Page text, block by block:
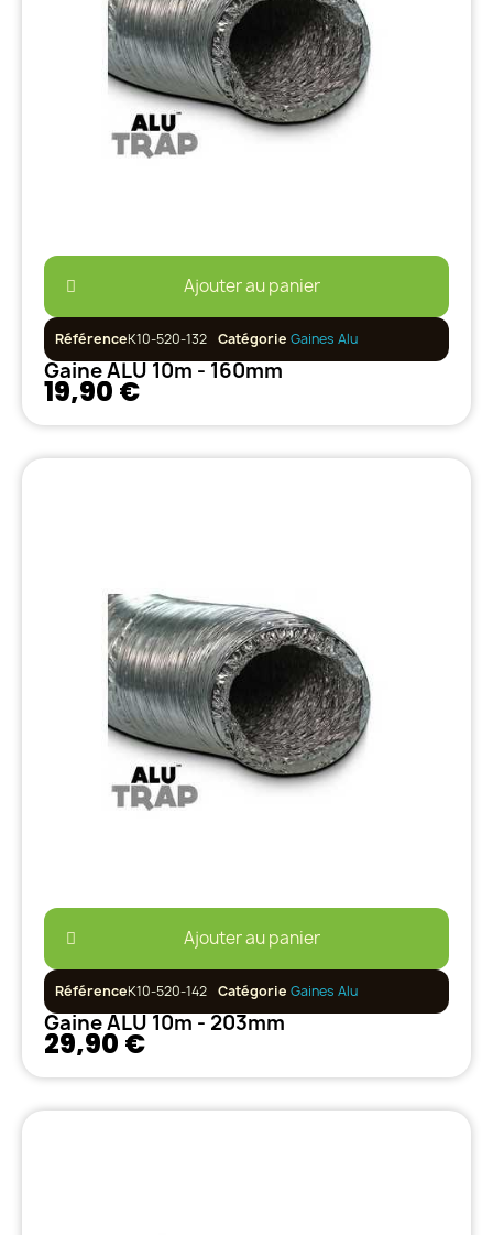
Ajouter au panier
RéférenceK10-520-132 Catégorie Gaines Alu
Gaine ALU 10m - 160mm
19,90 €
Ajouter au panier
RéférenceK10-520-142 Catégorie Gaines Alu
Gaine ALU 10m - 203mm
29,90 €